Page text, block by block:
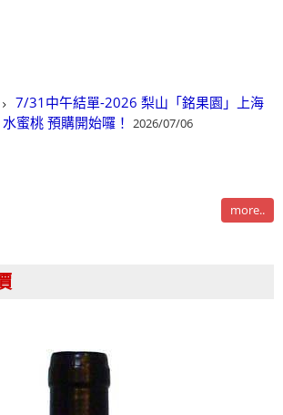
7/31中午結單-2026 梨山「銘果園」上海
水蜜桃 預購開始囉！ 2026/07/06
more..